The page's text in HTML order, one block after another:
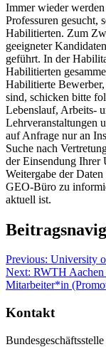
Immer wieder
Professuren gesucht,
Habilitierten. Zum
geeigneter
geführt. In der
Habilitierten
Habilitierte
sind, schicken bitte
Lebenslauf, Arbeits-
Lehrveranstaltungen
auf Anfrage nur an
Suche nach
der Einsendung Ihrer
Weitergabe der
GEO-Büro zu
aktuell ist.
Previous: University
Next: RWTH
Mitarbeiter*in
Kontakt